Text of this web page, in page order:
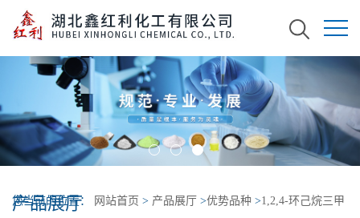
产品展厅
您当前的位置： 网站首页 > 产品展厅 >优势品种 >1,2,4-环己烷三甲